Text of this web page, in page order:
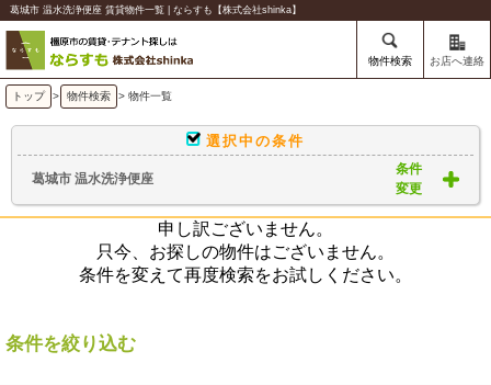
葛城市 温水洗浄便座 賃貸物件一覧 | ならすも【株式会社shinka】
物件検索 お店へ連絡
トップ > 物件検索 > 物件一覧
選択中の条件
葛城市 温水洗浄便座
条件
変更
申し訳ございません。
只今、お探しの物件はございません。
条件を変えて再度検索をお試しください。
条件を絞り込む